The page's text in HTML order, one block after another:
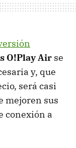
O!Play Air se
y, que
será casi
mejoren sus
conexión a